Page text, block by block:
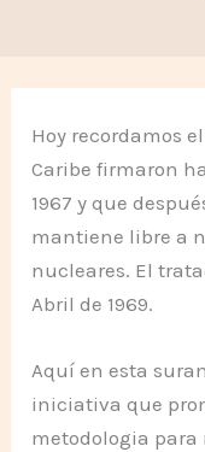
Hoy recordamos
Caribe firmaron
1967 y que
mantiene libre a
nucleares. El
Abril de 1969.
Aquí en esta
iniciativa que
metodologia para